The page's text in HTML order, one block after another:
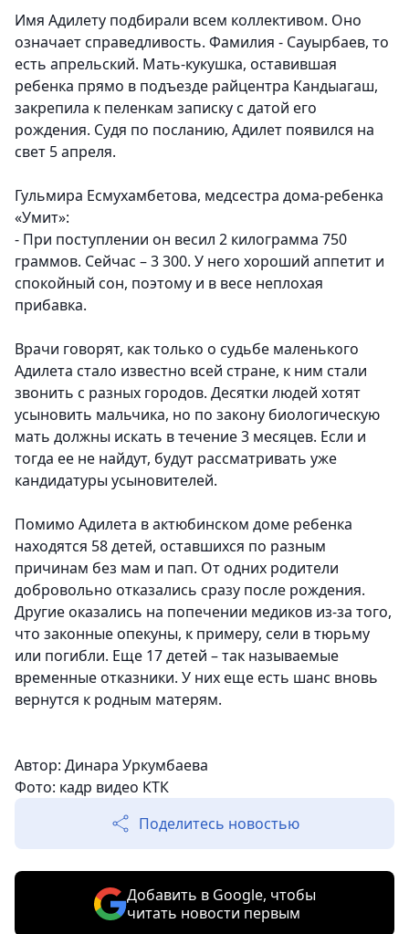
Имя Адилету подбирали всем коллективом. Оно
означает справедливость. Фамилия - Сауырбаев, то
есть апрельский. Мать-кукушка, оставившая
ребенка прямо в подъезде райцентра Кандыагаш,
закрепила к пеленкам записку с датой его
рождения. Судя по посланию, Адилет появился на
свет 5 апреля.
Гульмира Есмухамбетова, медсестра дома-ребенка
«Умит»:
- При поступлении он весил 2 килограмма 750
граммов. Сейчас – 3 300. У него хороший аппетит и
спокойный сон, поэтому и в весе неплохая
прибавка.
Врачи говорят, как только о судьбе маленького
Адилета стало известно всей стране, к ним стали
звонить с разных городов. Десятки людей хотят
усыновить мальчика, но по закону биологическую
мать должны искать в течение 3 месяцев. Если и
тогда ее не найдут, будут рассматривать уже
кандидатуры усыновителей.
Помимо Адилета в актюбинском доме ребенка
находятся 58 детей, оставшихся по разным
причинам без мам и пап. От одних родители
добровольно отказались сразу после рождения.
Другие оказались на попечении медиков из-за того,
что законные опекуны, к примеру, сели в тюрьму
или погибли. Еще 17 детей – так называемые
временные отказники. У них еще есть шанс вновь
вернутся к родным матерям.
Автор: Динара Уркумбаева
Фото: кадр видео КТК
Поделитесь новостью
Добавить в Google, чтобы
читать новости первым